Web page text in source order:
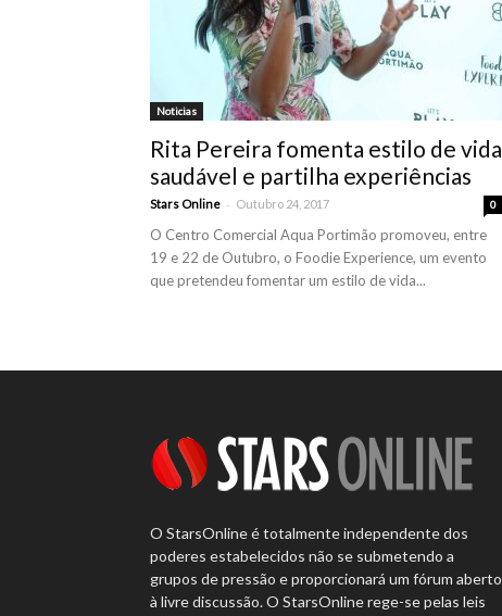
Noticias
Rita Pereira fomenta estilo de vida
saudável e partilha experiências
Stars Online - Outubro 24, 2017 0
O Centro Comercial Aqua Portimão promoveu, entre
19 e 22 de Outubro, o Foodie Experience, um evento
que pretendeu fomentar um estilo de vida...
O StarsOnline é totalmente independente dos
poderes estabelecidos não se submetendo a
grupos de pressão e proporcionará um fórum aberto
à livre discussão. O StarsOnline rege-se pelas leis